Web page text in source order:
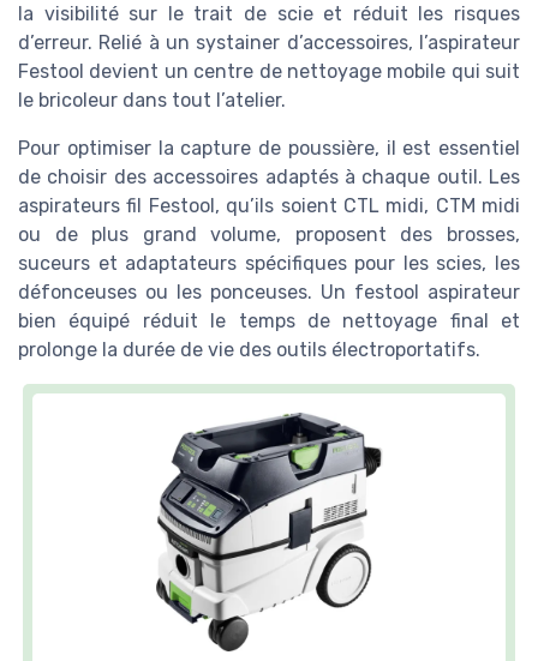
la visibilité sur le trait de scie et réduit les risques
d’erreur. Relié à un systainer d’accessoires, l’aspirateur
Festool devient un centre de nettoyage mobile qui suit
le bricoleur dans tout l’atelier.
Pour optimiser la capture de poussière, il est essentiel
de choisir des accessoires adaptés à chaque outil. Les
aspirateurs fil Festool, qu’ils soient CTL midi, CTM midi
ou de plus grand volume, proposent des brosses,
suceurs et adaptateurs spécifiques pour les scies, les
défonceuses ou les ponceuses. Un festool aspirateur
bien équipé réduit le temps de nettoyage final et
prolonge la durée de vie des outils électroportatifs.